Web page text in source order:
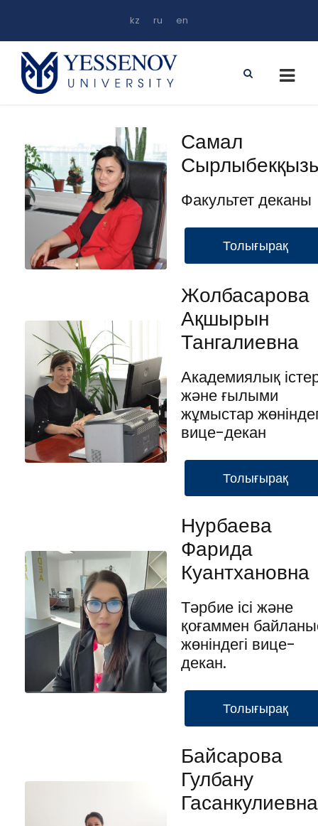
kz ru en
Самал
Факультет деканы
Толығырақ
Жолбасарова
Ақшырын
Тангалиевна
Академиялық
және ғылыми
жұмыстар
вице-декан
Толығырақ
Нурбаева
Фарида
Куантхановна
Тәрбие ісі және
қоғаммен
жөніндегі вице-
декан.
Толығырақ
Байсарова
Гулбану
Гасанкулиевна